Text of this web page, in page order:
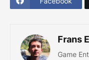
Frans
Game